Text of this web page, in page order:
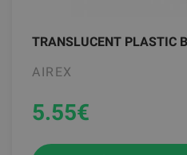
TRANSLUCENT PLASTIC
AIREX
5.55€